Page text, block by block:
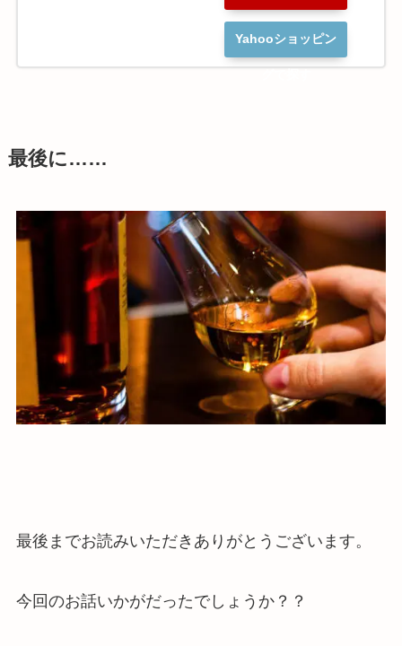
Yahooショッピン
最後に……
最後までお読みいただきありがとうございます。
今回のお話いかがだったでしょうか？？